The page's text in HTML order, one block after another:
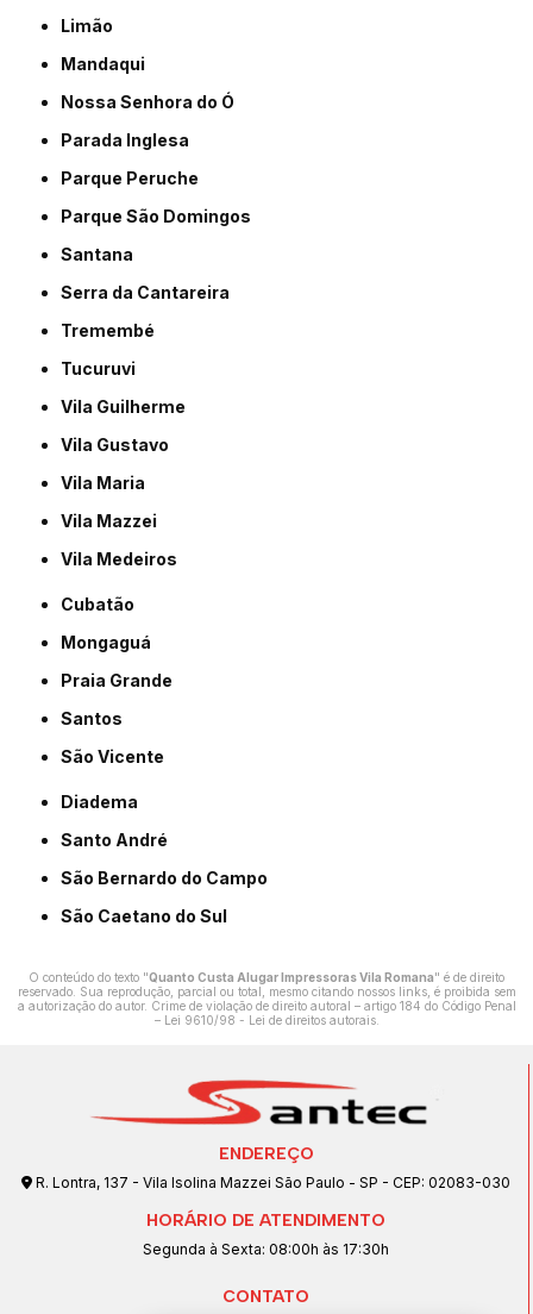
Limão
Mandaqui
Nossa Senhora do Ó
Parada Inglesa
Parque Peruche
Parque São Domingos
Santana
Serra da Cantareira
Tremembé
Tucuruvi
Vila Guilherme
Vila Gustavo
Vila Maria
Vila Mazzei
Vila Medeiros
Cubatão
Mongaguá
Praia Grande
Santos
São Vicente
Diadema
Santo André
São Bernardo do Campo
São Caetano do Sul
O conteúdo do texto "Quanto Custa Alugar Impressoras Vila Romana" é de direito
reservado. Sua reprodução, parcial ou total, mesmo citando nossos links, é proibida sem
a autorização do autor. Crime de violação de direito autoral – artigo 184 do Código Penal
– Lei 9610/98 - Lei de direitos autorais.
ENDEREÇO
R. Lontra, 137 - Vila Isolina Mazzei São Paulo - SP - CEP: 02083-030
HORÁRIO DE ATENDIMENTO
Segunda à Sexta: 08:00h às 17:30h
CONTATO